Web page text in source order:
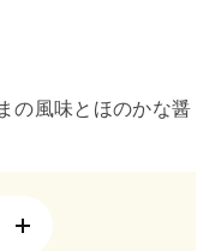
の風味とほのかな醤